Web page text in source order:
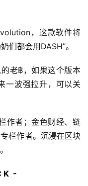
，这款软件将
们都会用DASH”。
老฿，如果这个版本
一波强拉升，可以关
作者；金色财经、链
栏作者。沉浸在区块
K  -